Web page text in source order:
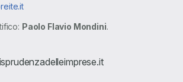
Paolo Flavio Mondini.